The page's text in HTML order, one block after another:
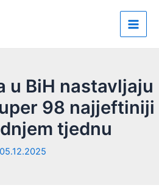
Main
u BiH nastavljaju
98 najjeftiniji
tjednu
05.12.2025